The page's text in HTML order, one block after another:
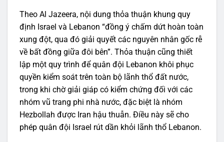
Theo Al Jazeera, nội dung thỏa thuận khung quy
định Israel và Lebanon “đồng ý chấm dứt hoàn toàn
xung đột, qua đó giải quyết các nguyên nhân gốc rễ
về bất đồng giữa đôi bên”. Thỏa thuận cũng thiết
lập một quy trình để quân đội Lebanon khôi phục
quyền kiểm soát trên toàn bộ lãnh thổ đất nước,
trong khi chờ giải giáp có kiểm chứng đối với các
nhóm vũ trang phi nhà nước, đặc biệt là nhóm
Hezbollah được Iran hậu thuẫn. Điều này sẽ cho
phép quân đội Israel rút dần khỏi lãnh thổ Lebanon.